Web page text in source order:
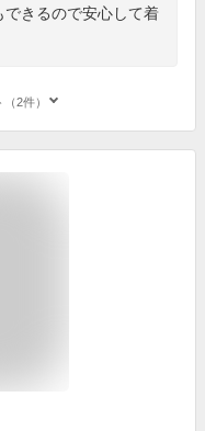
きるので安心して着
2件）